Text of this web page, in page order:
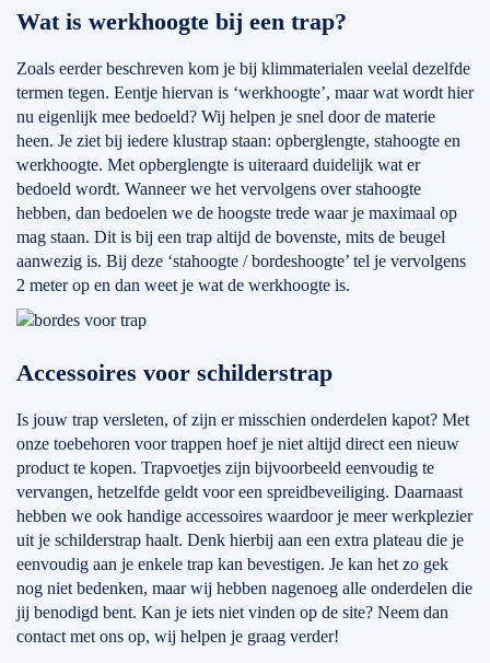
Wat is werkhoogte bij een trap?
Zoals eerder beschreven kom je bij klimmaterialen veelal dezelfde
termen tegen. Eentje hiervan is ‘werkhoogte’, maar wat wordt hier
nu eigenlijk mee bedoeld? Wij helpen je snel door de materie
heen. Je ziet bij iedere klustrap staan: opberglengte, stahoogte en
werkhoogte. Met opberglengte is uiteraard duidelijk wat er
bedoeld wordt. Wanneer we het vervolgens over stahoogte
hebben, dan bedoelen we de hoogste trede waar je maximaal op
mag staan. Dit is bij een trap altijd de bovenste, mits de beugel
aanwezig is. Bij deze ‘stahoogte / bordeshoogte’ tel je vervolgens
2 meter op en dan weet je wat de werkhoogte is.
Accessoires voor schilderstrap
Is jouw trap versleten, of zijn er misschien onderdelen kapot? Met
onze toebehoren voor trappen hoef je niet altijd direct een nieuw
product te kopen. Trapvoetjes zijn bijvoorbeeld eenvoudig te
vervangen, hetzelfde geldt voor een spreidbeveiliging. Daarnaast
hebben we ook handige accessoires waardoor je meer werkplezier
uit je schilderstrap haalt. Denk hierbij aan een extra plateau die je
eenvoudig aan je enkele trap kan bevestigen. Je kan het zo gek
nog niet bedenken, maar wij hebben nagenoeg alle onderdelen die
jij benodigd bent. Kan je iets niet vinden op de site? Neem dan
contact met ons op, wij helpen je graag verder!